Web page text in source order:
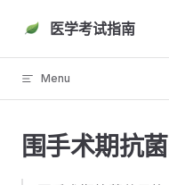
Skip to content
医学考试指南
Menu
围手术期抗